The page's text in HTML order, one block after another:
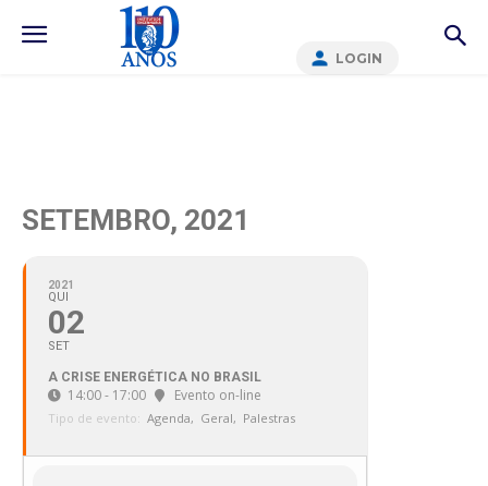
LOGIN
SETEMBRO, 2021
2021
QUI
02
SET
A CRISE ENERGÉTICA NO BRASIL
14:00 - 17:00 Evento on-line
Tipo de evento: Agenda, Geral, Palestras